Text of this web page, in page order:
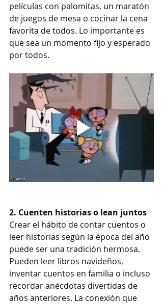
películas con palomitas, un maratón
de juegos de mesa o cocinar la cena
favorita de todos. Lo importante es
que sea un momento fijo y esperado
por todos.
2. Cuenten historias o lean juntos
Crear el hábito de contar cuentos o
leer historias según la época del año
puede ser una tradición hermosa.
Pueden leer libros navideños,
inventar cuentos en familia o incluso
recordar anécdotas divertidas de
años anteriores. La conexión que